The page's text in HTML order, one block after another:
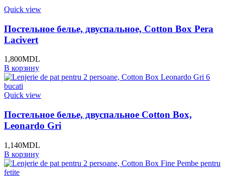
Quick view
Постельное белье, двуспальное, Cotton Box Pera
Lacivert
1,800MDL
В корзину
Quick view
Постельное белье, двуспальное Cotton Box,
Leonardo Gri
1,140MDL
В корзину